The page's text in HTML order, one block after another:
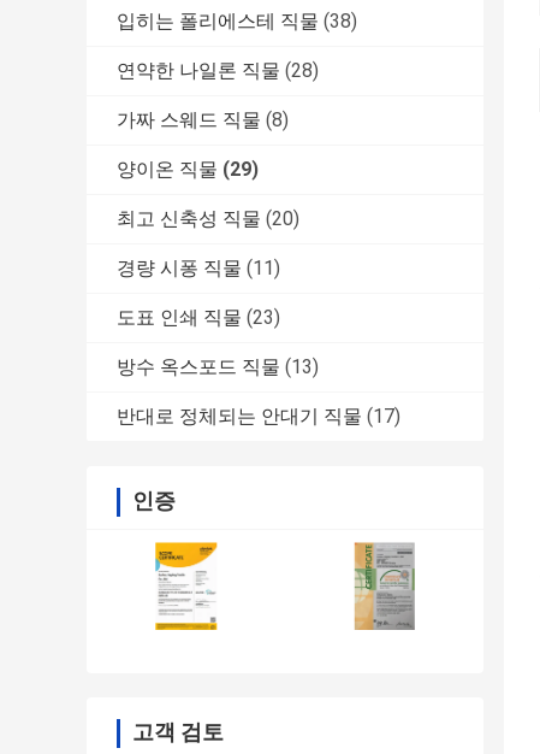
입히는 폴리에스테 직물 (38)
연약한 나일론 직물 (28)
가짜 스웨드 직물 (8)
양이온 직물 (29)
최고 신축성 직물 (20)
경량 시퐁 직물 (11)
도표 인쇄 직물 (23)
방수 옥스포드 직물 (13)
반대로 정체되는 안대기 직물 (17)
인증
고객 검토